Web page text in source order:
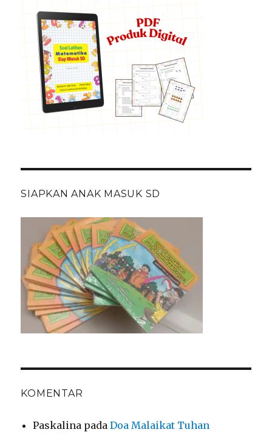
SIAPKAN ANAK MASUK SD
KOMENTAR
Paskalina padaDoa Malaikat Tuhan